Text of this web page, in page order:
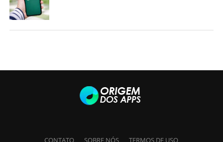
CONTATO SOBRE NÓS TERMOS DE USO